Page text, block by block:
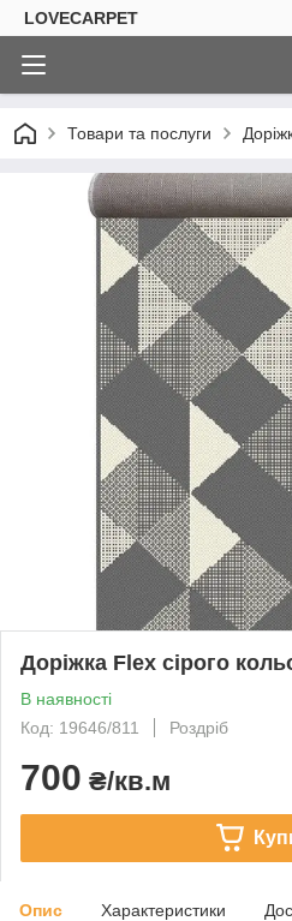
LOVECARPET
Товари та послуги
Доріжка Flex сірого
В наявності
Код: 19646/811
Роздріб
700 ₴/кв.м
Опис Характеристики